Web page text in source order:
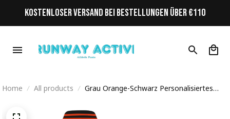
KOSTENLOSER VERSAND BEI BESTELLUNGEN ÜBER €110
Home All products
Grau Orange-Schwarz Personalisiertes